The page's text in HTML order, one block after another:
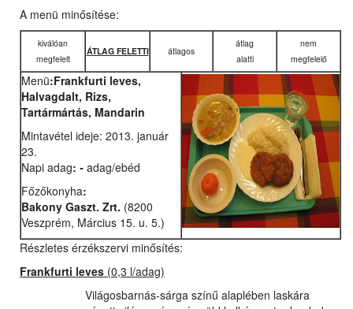
A menü minősítése:
kiválóan
megfelelt
ÁTLAG FELETTI átlagos
átlag
alatti
nem
megfelelő
Menü:Frankfurti leves,
Halvagdalt, Rizs,
Tartármártás, Mandarin
Mintavétel ideje: 2013. január
23.
Napi adag: - adag/ebéd
Főzőkonyha:
Bakony Gaszt. Zrt. (8200
Veszprém, Március 15. u. 5.)
Részletes érzékszervi minősítés:
Frankfurti leves (0,3 l/adag)
Világosbarnás-sárga színű alaplében laskára